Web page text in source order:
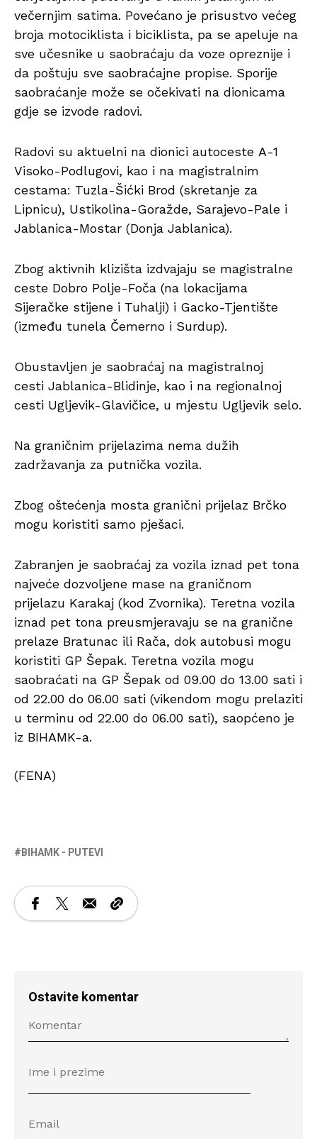
večernjim satima. Povećano je prisustvo većeg
broja motociklista i biciklista, pa se apeluje na
sve učesnike u saobraćaju da voze opreznije i
da poštuju sve saobraćajne propise. Sporije
saobraćanje može se očekivati na dionicama
gdje se izvode radovi.
Radovi su aktuelni na dionici autoceste A-1
Visoko-Podlugovi, kao i na magistralnim
cestama: Tuzla-Šićki Brod (skretanje za
Lipnicu), Ustikolina-Goražde, Sarajevo-Pale i
Jablanica-Mostar (Donja Jablanica).
Zbog aktivnih klizišta izdvajaju se magistralne
ceste Dobro Polje-Foča (na lokacijama
Sijeračke stijene i Tuhalji) i Gacko-Tjentište
(između tunela Čemerno i Surdup).
Obustavljen je saobraćaj na magistralnoj
cesti Jablanica-Blidinje, kao i na regionalnoj
cesti Ugljevik-Glavičice, u mjestu Ugljevik selo.
Na graničnim prijelazima nema dužih
zadržavanja za putnička vozila.
Zbog oštećenja mosta granični prijelaz Brčko
mogu koristiti samo pješaci.
Zabranjen je saobraćaj za vozila iznad pet tona
najveće dozvoljene mase na graničnom
prijelazu Karakaj (kod Zvornika). Teretna vozila
iznad pet tona preusmjeravaju se na granične
prelaze Bratunac ili Rača, dok autobusi mogu
koristiti GP Šepak. Teretna vozila mogu
saobraćati na GP Šepak od 09.00 do 13.00 sati i
od 22.00 do 06.00 sati (vikendom mogu prelaziti
u terminu od 22.00 do 06.00 sati), saopćeno je
iz BIHAMK-a.
(FENA)
BIHAMK - PUTEVI
Ostavite komentar